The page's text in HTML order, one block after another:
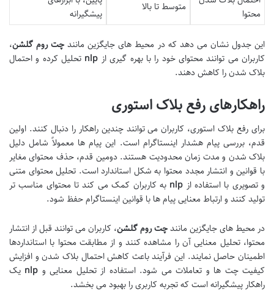
محتوا
متوسط تا بالا
پیشگیرانه
این جدول نشان می دهد که در محیط های جایگزین مانند چت روم گلشن،
کاربران می توانند محتوای خود را با بهره گیری از nlp تحلیل کرده و احتمال
بلاک شدن را کاهش دهند.
راهکارهای رفع بلاک استوری
برای رفع بلاک استوری، کاربران می توانند چندین راهکار را دنبال کنند. اولین
قدم، بررسی پیام هشدار اینستاگرام است. این پیام ها معمولاً شامل دلیل
بلاک شدن و مدت زمان محدودیت هستند. دومین قدم، حذف محتوای مغایر
با قوانین و انتشار مجدد محتوا به شکل استاندارد است. تحلیل محتوای متنی
و تصویری با استفاده از nlp به کاربران کمک می کند تا محتوای مناسب تر
تولید کنند و ارتباط معنایی پیام ها با قوانین اینستاگرام حفظ شود.
در محیط های جایگزین مانندچت روم گلشن، کاربران می توانند قبل از انتشار
محتوا، تحلیل معنایی آن را مشاهده کنند و از مطابقت محتوا با استانداردها
اطمینان حاصل نمایند. این فرآیند باعث کاهش احتمال بلاک شدن و افزایش
کیفیت چت ها و تعاملات می شود. استفاده از تحلیل معنایی و nlp یک
راهکار پیشگیرانه است که تجربه کاربری را بهبود می بخشد.